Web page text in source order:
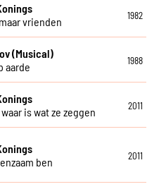
vrienden
1982
(Musical)
aarde
1988
is wat ze zeggen
2011
ben
2011